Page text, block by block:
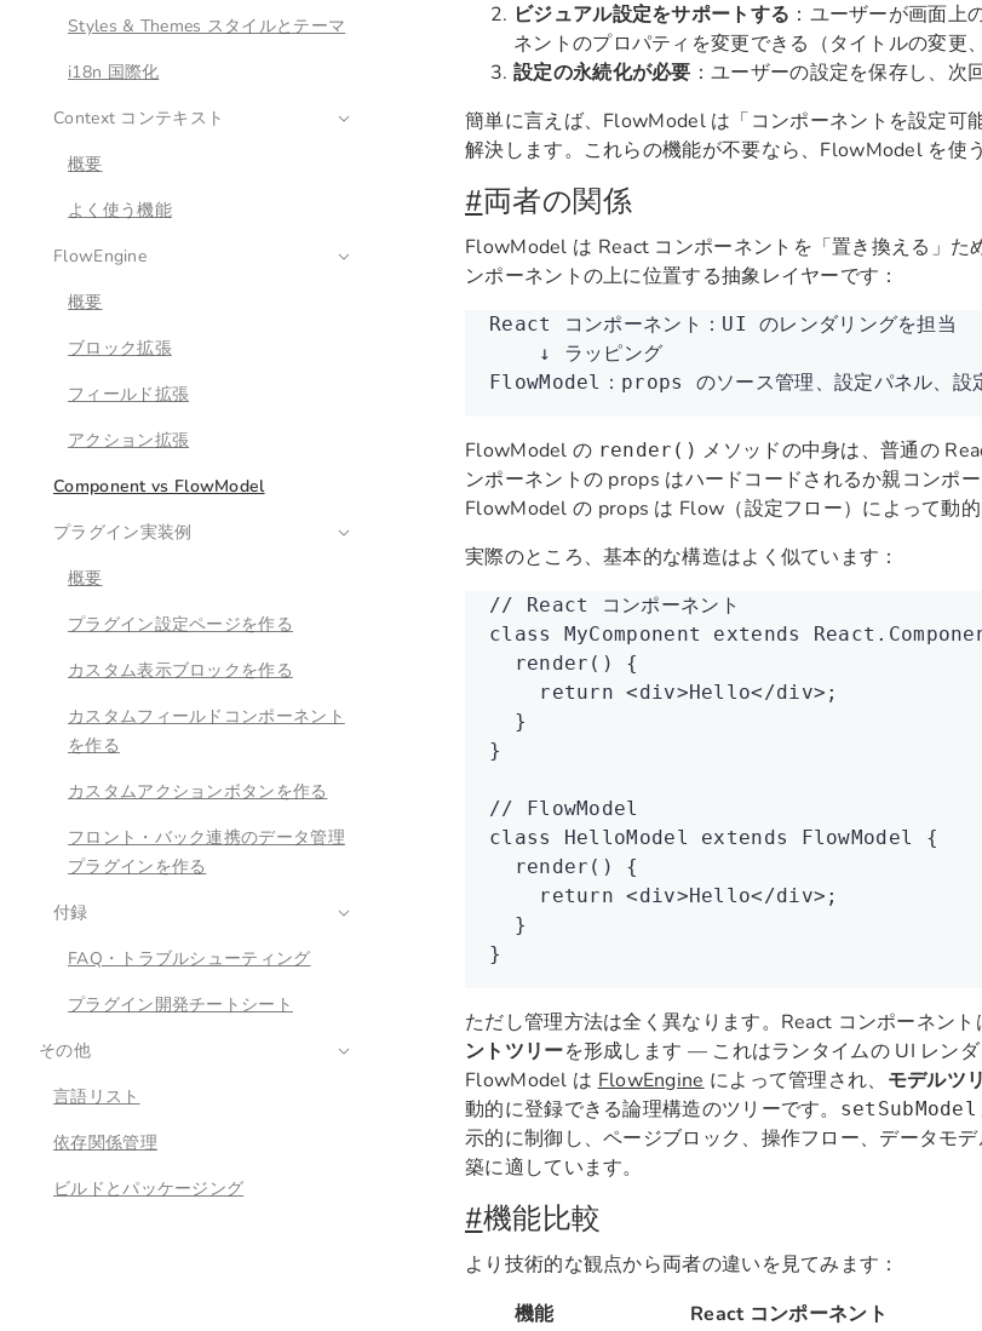
Styles & Themes スタイルとテーマ
i18n 国際化
Context コンテキスト
概要
よく使う機能
FlowEngine
概要
ブロック拡張
フィールド拡張
アクション拡張
Component vs FlowModel
プラグイン実装例
概要
プラグイン設定ページを作る
カスタム表示ブロックを作る
カスタムフィールドコンポーネント
を作る
カスタムアクションボタンを作る
フロント・バック連携のデータ管理
プラグインを作る
付録
FAQ・トラブルシューティング
プラグイン開発チートシート
その他
言語リスト
依存関係管理
ビルドとパッケージング
ビジュアル設定をサポートする ：ユーザーが画面上
ネントのプロパティを変更できる（タイトルの変更
設定の永続化が必要 ：ユーザーの設定を保存し、次
簡単に言えば、FlowModel は「コンポーネントを設定可
解決します。これらの機能が不要なら、FlowModel を使
#両者の関係
FlowModel は React コンポーネントを「置き換える」た
ンポーネントの上に位置する抽象レイヤーです：
React コンポーネント：UI のレンダリングを担当
    ↓ ラッピング
FlowModel：props のソース管理、設定パネル、設
FlowModel の render() メソッドの中身は、普通の
ンポーネントの props はハードコードされるか親コンポ
FlowModel の props は Flow（設定フロー）によって動的
実際のところ、基本的な構造はよく似ています：
// React コンポーネント
class
MyComponent extends React .
  render
() {
    return
<div>Hello</div>;
  }
}
// FlowModel
class
HelloModel extends FlowModel
{
  render
() {
    return
<div>Hello</div>;
  }
}
ただし管理方法は全く異なります。React コンポーネント
ントツリーを形成します — これはランタイムの UI レンダ
FlowModel は FlowEngine によって管理され、 モデルツ
動的に登録できる論理構造のツリーです。
setSubModel
示的に制御し、ページブロック、操作フロー、データモ
築に適しています。
#機能比較
より技術的な観点から両者の違いを見てみます：
機能
React コンポーネント